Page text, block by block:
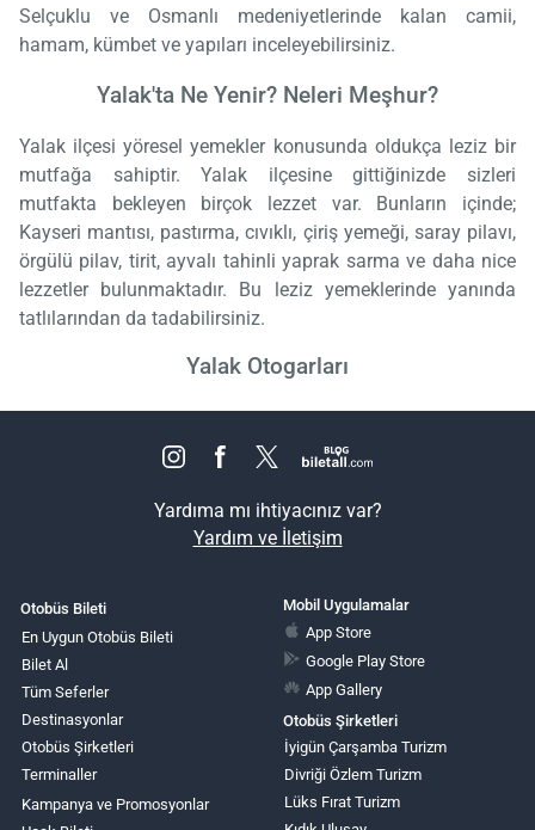
Selçuklu ve Osmanlı medeniyetlerinde kalan camii,
hamam, kümbet ve yapıları inceleyebilirsiniz.
Yalak'ta Ne Yenir? Neleri Meşhur?
Yalak ilçesi yöresel yemekler konusunda oldukça leziz bir
mutfağa sahiptir. Yalak ilçesine gittiğinizde sizleri
mutfakta bekleyen birçok lezzet var. Bunların içinde;
Kayseri mantısı, pastırma, cıvıklı, çiriş yemeği, saray pilavı,
örgülü pilav, tirit, ayvalı tahinli yaprak sarma ve daha nice
lezzetler bulunmaktadır. Bu leziz yemeklerinde yanında
tatlılarından da tadabilirsiniz.
Yalak Otogarları
Yardıma mı ihtiyacınız var?
Yardım ve İletişim
Otobüs Bileti
En Uygun Otobüs Bileti
Bilet Al
Tüm Seferler
Destinasyonlar
Otobüs Şirketleri
Terminaller
Kampanya ve Promosyonlar
Mobil Uygulamalar
App Store
Google Play Store
App Gallery
Otobüs Şirketleri
İyigün Çarşamba Turizm
Divriği Özlem Turizm
Lüks Fırat Turizm